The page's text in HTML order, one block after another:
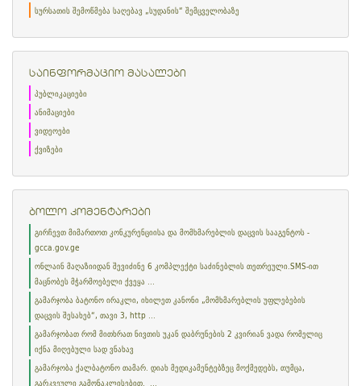
სურსათის შემოწმება საღებავ „სუდანის“ შემცველობაზე
საინფორმაციო მასალები
პუბლიკაციები
ანიმაციები
ვიდეოები
ქვიზები
ბოლო კომენტარები
გირჩევთ მიმართოთ კონკურენციისა და მომხმარებლის დაცვის სააგენტოს -
gcca.gov.ge
ონლაინ მაღაზიიდან შევიძინე 6 კომპლექტი საძინებლის თეთრეული.SMS-ით
მაცნობეს მჭარმოებელი ქვეყა ...
გამარჯობა ბატონო ირაკლი, იხილეთ კანონი „მომხმარებლის უფლებების
დაცვის შესახებ“, თავი 3, http ...
გამარჯობათ რომ მითხრათ ნივთის უკან დაბრუნების 2 კვირიან ვადა რომელიც
იქნა მიღებული სად ვნახავ
გამარჯობა ქალბატონო თამარ. დიახ მედიკამენტებზეც მოქმედებს, თუმცა,
გარკვეული გამონაკლისებით. ...